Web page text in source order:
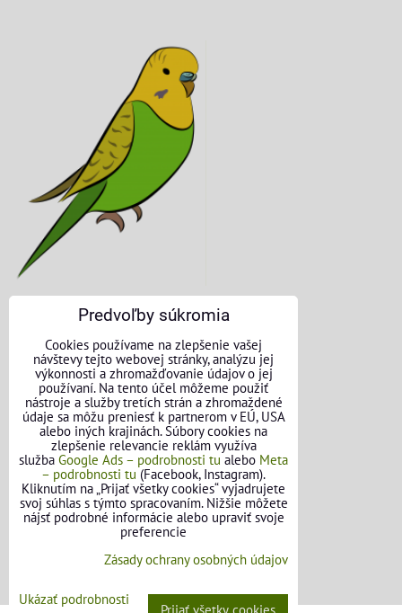
O nás
Kontakt
Požičovňa náradia
Názory našich zákazníkov
Mapa stránok
SLEDUJTE NÁS
Facebook
Predvoľby súkromia
Cookies používame na zlepšenie vašej
návštevy tejto webovej stránky, analýzu jej
výkonnosti a zhromažďovanie údajov o jej
používaní. Na tento účel môžeme použiť
nástroje a služby tretích strán a zhromaždené
údaje sa môžu preniesť k partnerom v EÚ, USA
alebo iných krajinách. Súbory cookies na
zlepšenie relevancie reklám využíva
služba Google Ads – podrobnosti tu alebo Meta
– podrobnosti tu (Facebook, Instagram).
Kliknutím na „Prijať všetky cookies“ vyjadrujete
svoj súhlas s týmto spracovaním. Nižšie môžete
nájsť podrobné informácie alebo upraviť svoje
preferencie
Zásady ochrany osobných údajov
Ukázať podrobnosti